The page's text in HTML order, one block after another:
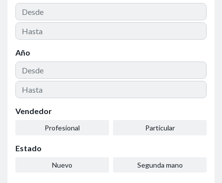
Año
Vendedor
Profesional Particular
Estado
Nuevo Segunda mano